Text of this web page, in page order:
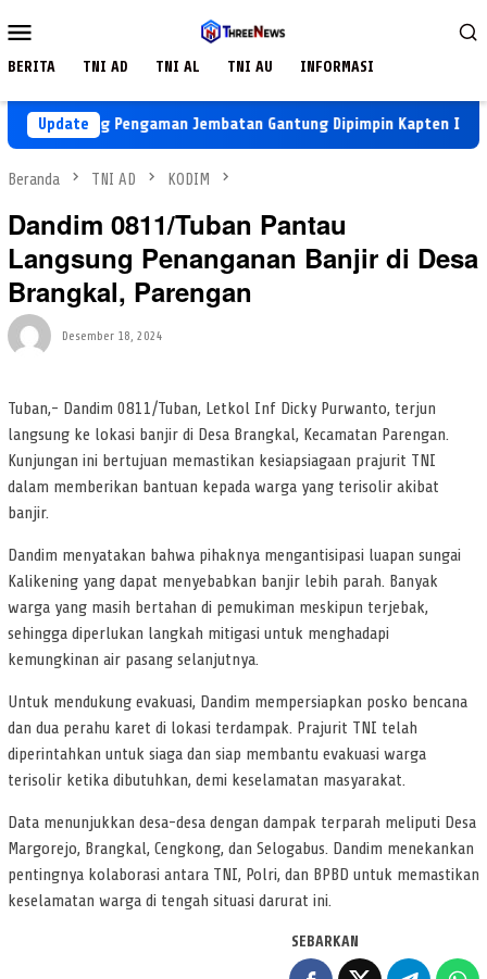
ke
Mobile
BERITA TNI AD TNI AL TNI AU INFORMASI
Update
Jaring Pengaman Jembatan Gantung Dipimpin Kapten Inf. Eko S
Beranda TNI AD KODIM
Dandim 0811/Tuban Pantau
Langsung Penanganan Banjir di Desa
Brangkal, Parengan
Desember 18, 2024
Tuban,- Dandim 0811/Tuban, Letkol Inf Dicky Purwanto, terjun
langsung ke lokasi banjir di Desa Brangkal, Kecamatan Parengan.
Kunjungan ini bertujuan memastikan kesiapsiagaan prajurit TNI
dalam memberikan bantuan kepada warga yang terisolir akibat
banjir.
Dandim menyatakan bahwa pihaknya mengantisipasi luapan sungai
Kalikening yang dapat menyebabkan banjir lebih parah. Banyak
warga yang masih bertahan di pemukiman meskipun terjebak,
sehingga diperlukan langkah mitigasi untuk menghadapi
kemungkinan air pasang selanjutnya.
Untuk mendukung evakuasi, Dandim mempersiapkan posko bencana
dan dua perahu karet di lokasi terdampak. Prajurit TNI telah
diperintahkan untuk siaga dan siap membantu evakuasi warga
terisolir ketika dibutuhkan, demi keselamatan masyarakat.
Data menunjukkan desa-desa dengan dampak terparah meliputi Desa
Margorejo, Brangkal, Cengkong, dan Selogabus. Dandim menekankan
pentingnya kolaborasi antara TNI, Polri, dan BPBD untuk memastikan
keselamatan warga di tengah situasi darurat ini.
SEBARKAN